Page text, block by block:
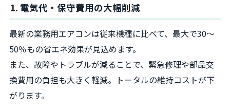
1. 電気代・保守費用の大幅削減
最新の業務用エアコンは従来機種に比べて、最大で30〜
50％もの省エネ効果が見込めます。
また、故障やトラブルが減ることで、緊急修理や部品交
換費用の負担も大きく軽減。トータルの維持コストが下
がります。